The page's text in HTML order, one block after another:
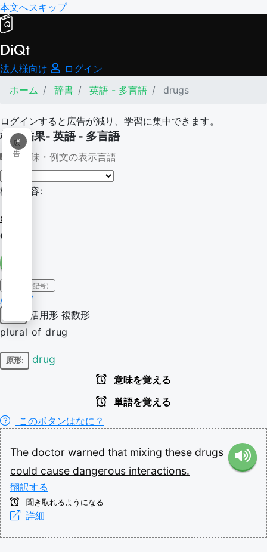
本文へスキップ
DiQt
法人様向け
ログイン
ホーム
辞書 英語 - 多言語 drugs
ログインすると広告が減り、学習に集中できます。
×
広
告
検索結果- 英語 - 多言語
意味・例文の表示言語
検索内容:
drugs
drugs
IPA（発音記号）
/dɹʌɡz/
活用形 複数形
plural of drug
原形: drug
意味を覚える
単語を覚える
このボタンはなに？
The doctor warned that mixing these drugs
could cause dangerous interactions.
翻訳する
聞き取れるようになる
詳細